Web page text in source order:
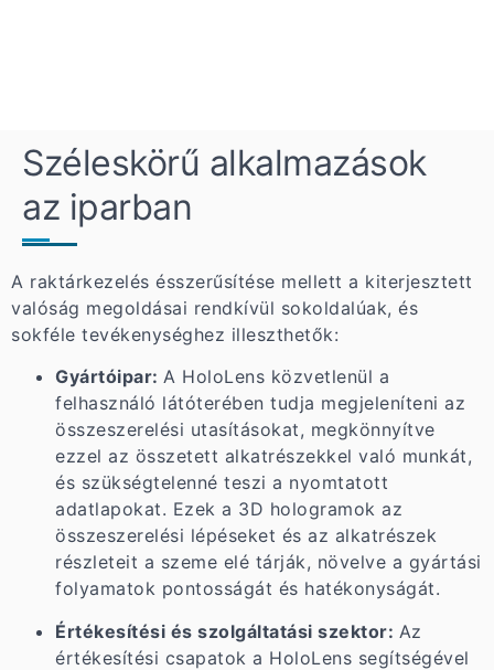
Széleskörű alkalmazások
az iparban
A raktárkezelés ésszerűsítése mellett a kiterjesztett
valóság megoldásai rendkívül sokoldalúak, és
sokféle tevékenységhez illeszthetők:
Gyártóipar: A HoloLens közvetlenül a
felhasználó látóterében tudja megjeleníteni az
összeszerelési utasításokat, megkönnyítve
ezzel az összetett alkatrészekkel való munkát,
és szükségtelenné teszi a nyomtatott
adatlapokat. Ezek a 3D hologramok az
összeszerelési lépéseket és az alkatrészek
részleteit a szeme elé tárják, növelve a gyártási
folyamatok pontosságát és hatékonyságát.
Értékesítési és szolgáltatási szektor: Az
értékesítési csapatok a HoloLens segítségével